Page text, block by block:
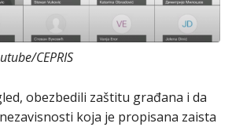
CEPRIS
obezbedili zaštitu građana i da
koja je propisana zaista